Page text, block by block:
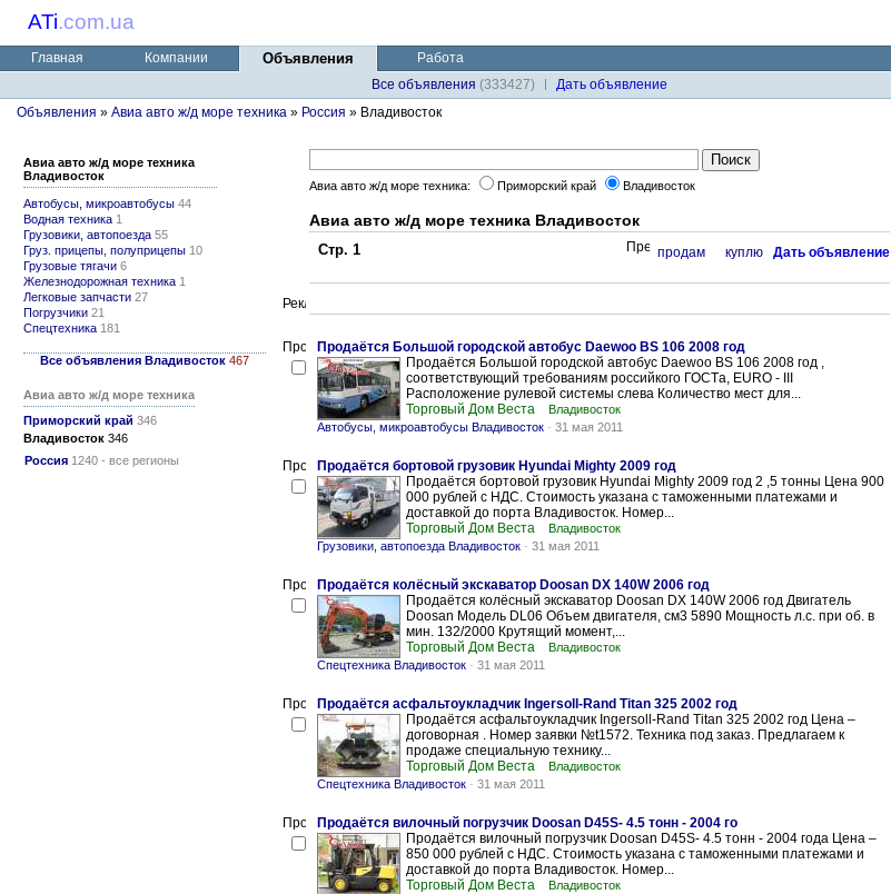
ATi.com.ua
Главная Компании Объявления
Работа
Все объявления (333427)
Дaть объявление
Объявления » Авиа авто ж/д море техника » Россия » Владивосток
Авиа авто ж/д море техника
Владивосток
Автобусы, микроавтобусы 44
Водная техника 1
Грузовики, автопоезда 55
Груз. прицепы, полуприцепы 10
Грузовые тягачи 6
Железнодорожная техника 1
Легковые запчасти 27
Погрузчики 21
Спецтехника 181
Все объявления Владивосток 467
Авиа авто ж/д море техника
Приморский край 346
Владивосток 346
Россия 1240 - все регионы
Авиа авто ж/д море техника: Приморский край Владивосток
Авиа авто ж/д море техника Владивосток
Стр. 1 продам куплю Дaть объявление
Продаётся Большой городской автобус Daewoo BS 106 2008 год
Продаётся Большой городской автобус Daewoo BS 106 2008 год ,
соответствующий требованиям российкого ГОСТa, EURO - III
Расположение рулевой системы слева Количество мест для...
Торговый Дом Веста
Владивосток
Автобусы, микроавтобусы Владивосток - 31 мая 2011
Продаётся бортовой грузовик Hyundai Mighty 2009 год
Продаётся бортовой грузовик Hyundai Mighty 2009 год 2 ,5 тонны Цена 900
000 рублей с НДС. Стоимость указана с таможенными платежами и
доставкой до порта Владивосток. Номер...
Торговый Дом Веста
Владивосток
Грузовики, автопоезда Владивосток - 31 мая 2011
Продаётся колёсный экскаватор Doosan DX 140W 2006 год
Продаётся колёсный экскаватор Doosan DX 140W 2006 год Двигатель
Doosan Модель DL06 Объем двигателя, см3 5890 Мощность л.с. при об. в
мин. 132/2000 Крутящий момент,...
Торговый Дом Веста
Владивосток
Спецтехника Владивосток - 31 мая 2011
Продаётся асфальтоукладчик Ingersoll-Rand Titan 325 2002 год
Продаётся асфальтоукладчик Ingersoll-Rand Titan 325 2002 год Цена –
договорная . Номер заявки №t1572. Техника под заказ. Предлагаем к
продаже специальную технику...
Торговый Дом Веста
Владивосток
Спецтехника Владивосток - 31 мая 2011
Продаётся вилочный погрузчик Doosan D45S- 4.5 тонн - 2004 го
Продаётся вилочный погрузчик Doosan D45S- 4.5 тонн - 2004 года Цена –
850 000 рублей с НДС. Стоимость указана с таможенными платежами и
доставкой до порта Владивосток. Номер...
Торговый Дом Веста
Владивосток